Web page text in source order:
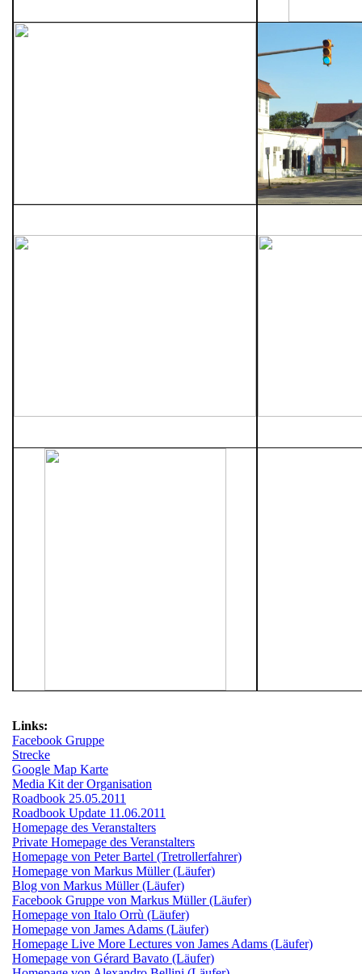
Links:
Facebook Gruppe
Strecke
Google Map Karte
Media Kit der Organisation
Roadbook 25.05.2011
Roadbook Update 11.06.2011
Homepage des Veranstalters
Private Homepage des Veranstalters
Homepage von Peter Bartel (Tretrollerfahrer)
Homepage von Markus Müller (Läufer)
Blog von Markus Müller (Läufer)
Facebook Gruppe von Markus Müller (Läufer)
Homepage von Italo Orrù (Läufer)
Homepage von James Adams (Läufer)
Homepage Live More Lectures von James Adams (Läufer)
Homepage von Gérard Bavato (Läufer)